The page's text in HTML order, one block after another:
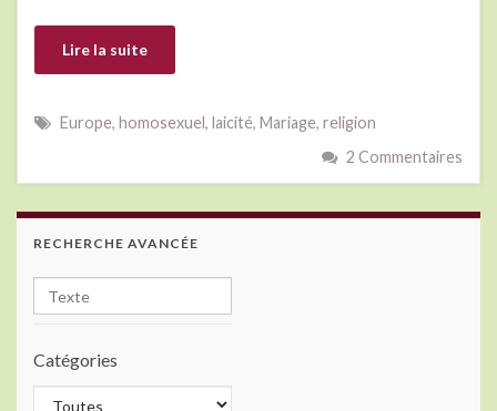
Lire la suite
Europe, homosexuel, laicité, Mariage, religion
2 Commentaires
RECHERCHE AVANCÉE
Catégories